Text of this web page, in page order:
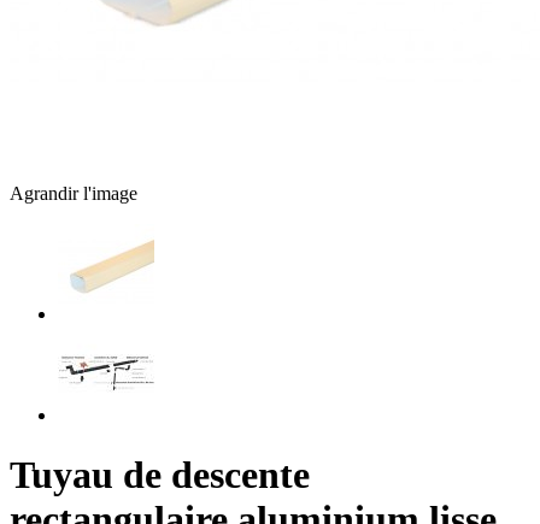
Agrandir l'image
Tuyau de descente